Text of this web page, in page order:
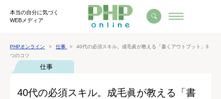
本当の自分に気づく
WEBメディア
PHPオンライン 仕事
40代の必須スキル。成毛眞が教える「書くアウトプット」3
つのコツ
仕事
40代の必須スキル。成毛眞が教える「書